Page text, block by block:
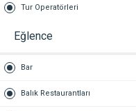
Tur Operatörleri
Eğlence
Bar
Balık Restaurantları